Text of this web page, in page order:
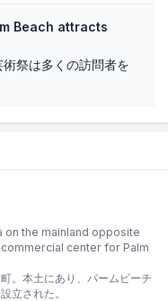
Beach attracts
祭は多くの訪問者を
on the mainland opposite
center for Palm
。本土にあり、パームビーチ
立された。